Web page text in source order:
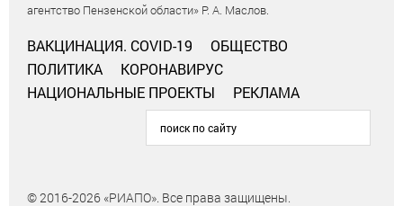
агентство Пензенской области» Р. А. Маслов.
ВАКЦИНАЦИЯ. COVID-19
ОБЩЕСТВО
ПОЛИТИКА
КОРОНАВИРУС
НАЦИОНАЛЬНЫЕ ПРОЕКТЫ
РЕКЛАМА
© 2016-2026 «РИАПО». Все права защищены.